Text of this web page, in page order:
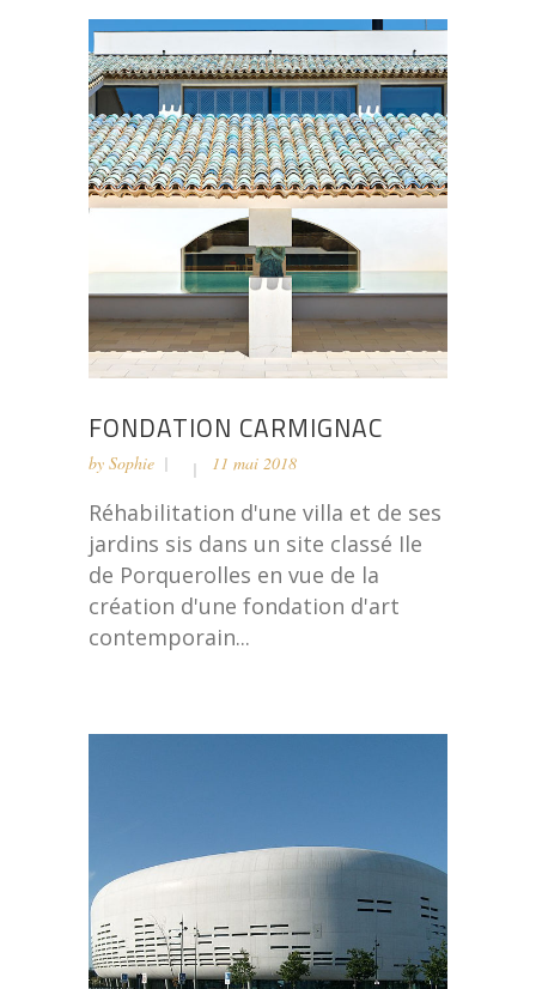
FONDATION CARMIGNAC
by Sophie 11 mai 2018
Réhabilitation d'une villa et de ses
jardins sis dans un site classé Ile
de Porquerolles en vue de la
création d'une fondation d'art
contemporain...